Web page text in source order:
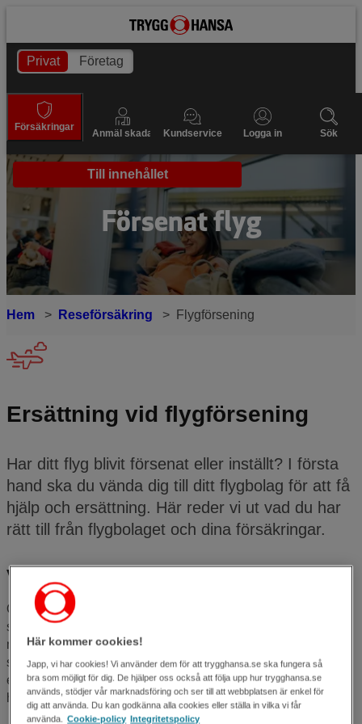
Till innehållet
Privat Företag
Försäkringar
Anmäl skada Kundservice Logga in Sök
Försenat flyg
Hem Reseförsäkring Flygförsening
Ersättning vid flygförsening
Har ditt flyg blivit försenat eller inställt? I första
hand ska du vända dig till ditt flygbolag för att få
hjälp och ersättning. Här reder vi ut vad du har
rätt till från flygbolaget och dina försäkringar.
Vad gör jag om flyget är försenat eller inställt?
Om du råkat ut för en flygförsening eller en inställd avgång
ska du kontakta ditt flygbolag. Det är de som ska hjälpa dig
med ombokning, återbetalning och ersättning. Flygbolaget
ska också hjälpa dig på plats om förseningen är lång, till
exempel genom att dela ut matkuponger eller betala för ett
hotellrum för natten om det behövs.
Här kommer cookies!
Japp, vi har cookies! Vi använder dem för att trygghansa.se ska fungera så
bra som möjligt för dig. De hjälper oss också att följa upp hur trygghansa.se
används, stödjer vår marknadsföring och ser till att webbplatsen är enkel för
dig att använda. Du kan godkänna alla cookies eller ställa in vilka vi får
använda.
Cookie-policy Integritetspolicy